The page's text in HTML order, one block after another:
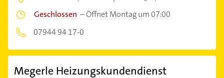
Geschlossen –Öffnet Montag um 07:00
07944 94 17-0
Megerle Heizungskundendienst